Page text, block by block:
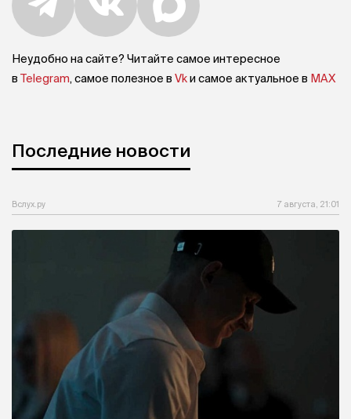
Неудобно на сайте? Читайте самое интересное
в Telegram, самое полезное в Vkи самое актуальное в MAX
Последние новости
Вслух.ру 7 августа, 21:01